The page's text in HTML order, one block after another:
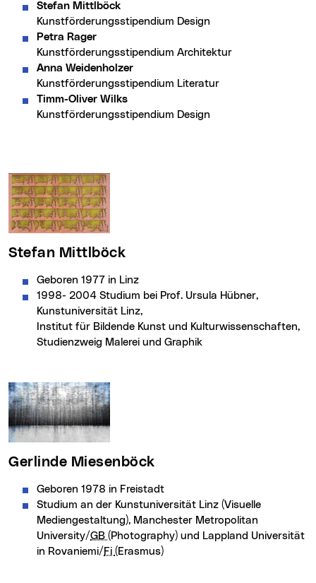
Stefan Mittlböck
Kunstförderungsstipendium Design
Petra Rager
Kunstförderungsstipendium Architektur
Anna Weidenholzer
Kunstförderungsstipendium Literatur
Timm-Oliver Wilks
Kunstförderungsstipendium Design
Stefan Mittlböck
Geboren 1977 in Linz
1998- 2004 Studium bei Prof. Ursula Hübner,
Kunstuniversität Linz,
Institut für Bildende Kunst und Kulturwissenschaften,
Studienzweig Malerei und Graphik
Gerlinde Miesenböck
Geboren 1978 in Freistadt
Studium an der Kunstuniversität Linz (Visuelle
Mediengestaltung), Manchester Metropolitan
University/GB ( Photography) und Lappland Universität
in Rovaniemi/ Fi (Erasmus)